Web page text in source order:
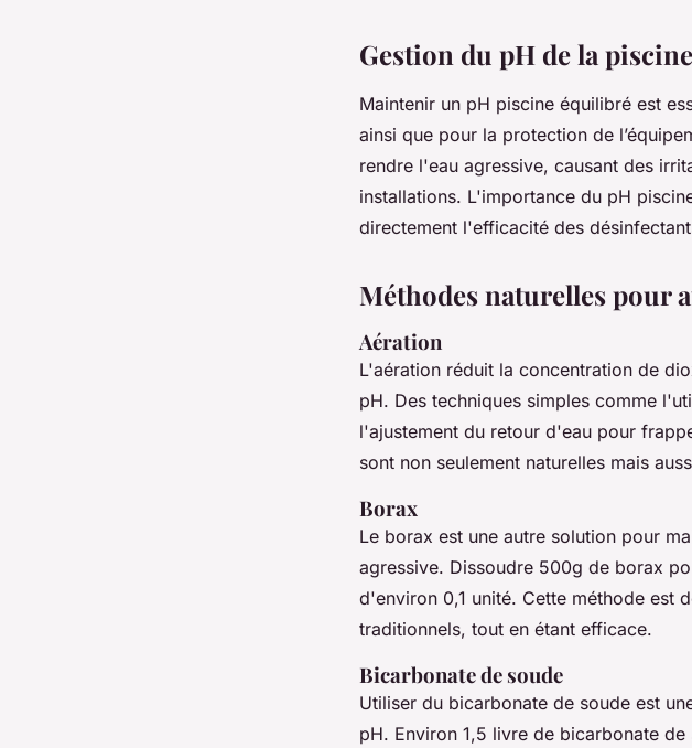
Gestion du pH de la piscine
Maintenir un pH piscine équilibré est
ainsi que pour la protection de
rendre l'eau agressive, causant des
installations. L'importance du pH
directement l'efficacité des
Méthodes naturelles pour
Aération
L'aération réduit la concentration de
pH. Des techniques simples comme
l'ajustement du retour d'eau pour
sont non seulement naturelles mais
Borax
Le borax est une autre solution pour
agressive. Dissoudre 500g de borax
d'environ 0,1 unité. Cette méthode est
traditionnels, tout en étant efficace.
Bicarbonate de soude
Utiliser du bicarbonate de soude est
pH. Environ 1,5 livre de bicarbonate